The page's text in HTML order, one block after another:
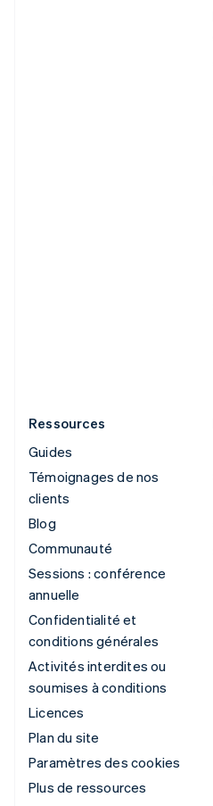
Ressources
Guides
Témoignages de nos
clients
Blog
Communauté
Sessions : conférence
annuelle
Confidentialité et
conditions générales
Activités interdites ou
soumises à conditions
Licences
Plan du site
Paramètres des cookies
Plus de ressources